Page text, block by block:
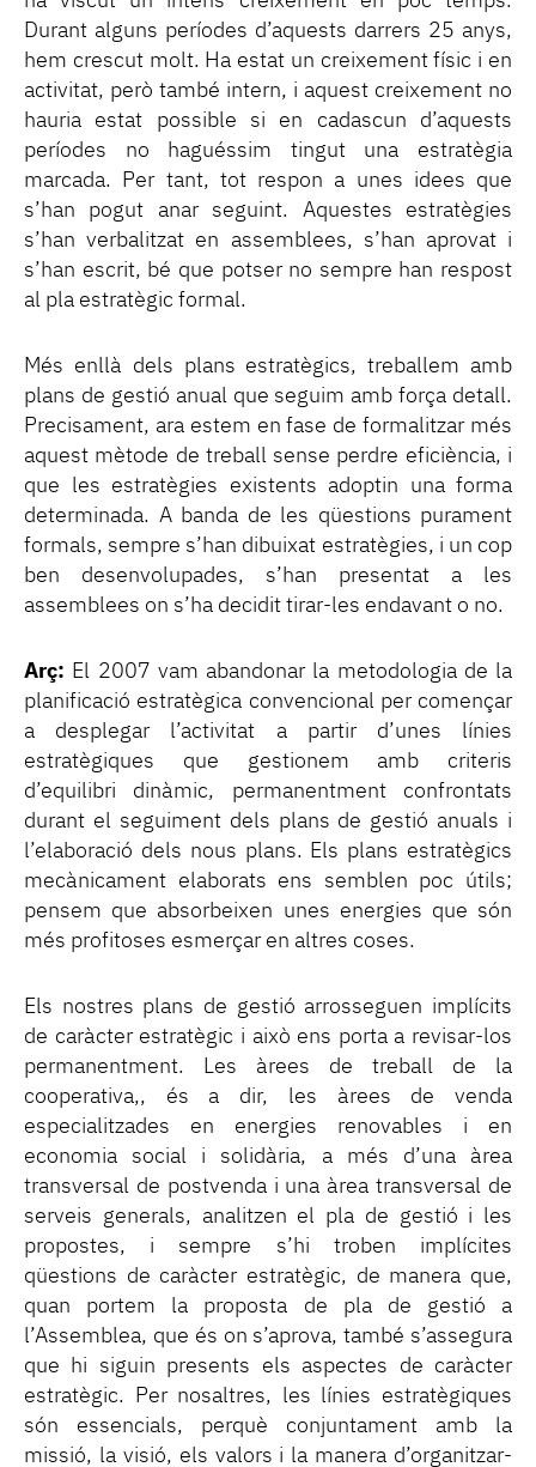
Durant alguns períodes d’aquests darrers 25 anys,
hem crescut molt. Ha estat un creixement físic i en
activitat, però també intern, i aquest creixement no
hauria estat possible si en cadascun d’aquests
períodes no haguéssim tingut una estratègia
marcada. Per tant, tot respon a unes idees que
s’han pogut anar seguint. Aquestes estratègies
s’han verbalitzat en assemblees, s’han aprovat i
s’han escrit, bé que potser no sempre han respost
al pla estratègic formal.
Més enllà dels plans estratègics, treballem amb
plans de gestió anual que seguim amb força detall.
Precisament, ara estem en fase de formalitzar més
aquest mètode de treball sense perdre eficiència, i
que les estratègies existents adoptin una forma
determinada. A banda de les qüestions purament
formals, sempre s’han dibuixat estratègies, i un cop
ben desenvolupades, s’han presentat a les
assemblees on s’ha decidit tirar-les endavant o no.
Arç: El 2007 vam abandonar la metodologia de la
planificació estratègica convencional per començar
a desplegar l’activitat a partir d’unes línies
estratègiques que gestionem amb criteris
d’equilibri dinàmic, permanentment confrontats
durant el seguiment dels plans de gestió anuals i
l’elaboració dels nous plans. Els plans estratègics
mecànicament elaborats ens semblen poc útils;
pensem que absorbeixen unes energies que són
més profitoses esmerçar en altres coses.
Els nostres plans de gestió arrosseguen implícits
de caràcter estratègic i això ens porta a revisar-los
permanentment. Les àrees de treball de la
cooperativa,, és a dir, les àrees de venda
especialitzades en energies renovables i en
economia social i solidària, a més d’una àrea
transversal de postvenda i una àrea transversal de
serveis generals, analitzen el pla de gestió i les
propostes, i sempre s’hi troben implícites
qüestions de caràcter estratègic, de manera que,
quan portem la proposta de pla de gestió a
l’Assemblea, que és on s’aprova, també s’assegura
que hi siguin presents els aspectes de caràcter
estratègic. Per nosaltres, les línies estratègiques
són essencials, perquè conjuntament amb la
missió, la visió, els valors i la manera d’organitzar-